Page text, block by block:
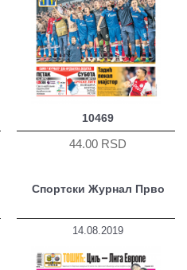
10469
44.00 RSD
Спортски Журнал Прво
14.08.2019